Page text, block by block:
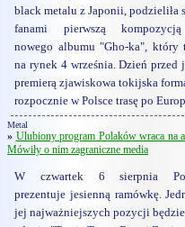
black metalu z Japonii, podzieliła
fanami pierwszą
nowego albumu "Gho-ka", który
na rynek 4 września. Dzień przed
premierą zjawiskowa tokijska
rozpocznie w Polsce trasę po
Metal
» Ulubiony program Polaków wraca na
Mówiły o nim zagraniczne media
W czwartek 6 sierpnia
prezentuje jesienną ramówkę.
jej najważniejszych pozycji